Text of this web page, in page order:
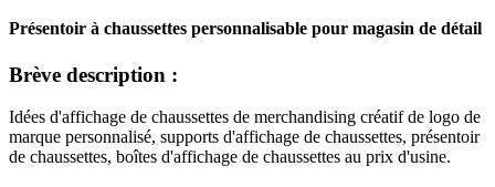
Présentoir à chaussettes personnalisable pour magasin de détail
Brève description :
Idées d'affichage de chaussettes de merchandising créatif de logo de
marque personnalisé, supports d'affichage de chaussettes, présentoir
de chaussettes, boîtes d'affichage de chaussettes au prix d'usine.